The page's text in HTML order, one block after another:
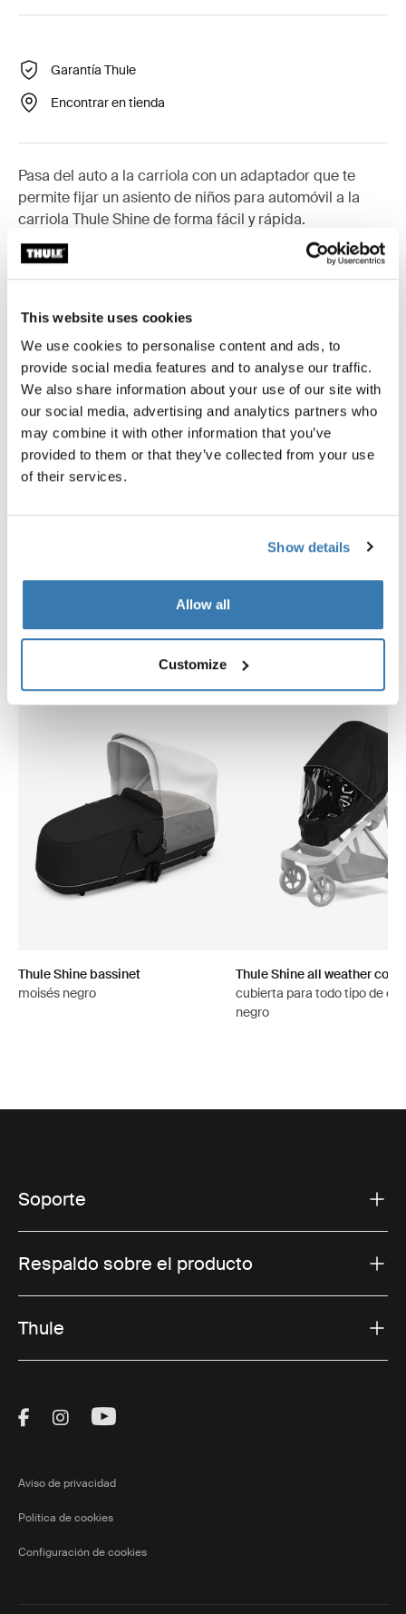
This website uses cookies
We use cookies to personalise content and ads, to
provide social media features and to analyse our traffic.
We also share information about your use of our site with
our social media, advertising and analytics partners who
may combine it with other information that you’ve
provided to them or that they’ve collected from your use
of their services.
Show details
Allow all
Customize
Garantía Thule
Encontrar en tienda
Pasa del auto a la carriola con un adaptador que te
permite fijar un asiento de niños para automóvil a la
carriola Thule Shine de forma fácil y rápida.
Todas las características
Toggle techspec
Especificaciones técnicas
Toggle guides and instructions
Instrucciones
Productos relacionados
Thule Shine bassinet
moisés negro
Thule Shine all weather cover
cubierta para todo tipo de
negro
Soporte
Respaldo sobre el producto
Thule
Visit Thule on Facebook (external link)
Visit Thule on Instagram (external link)
Visit Thule on Youtube (external
Aviso de privacidad
Política de cookies
Configuración de cookies